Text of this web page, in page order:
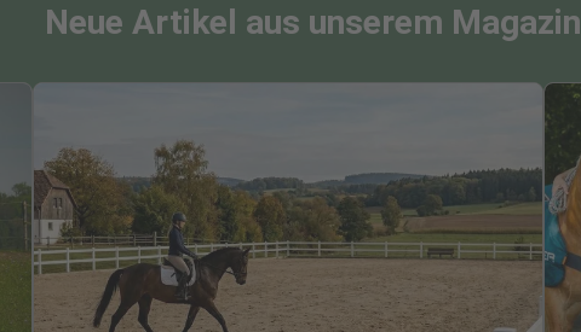
Neue Artikel aus unserem Magazin